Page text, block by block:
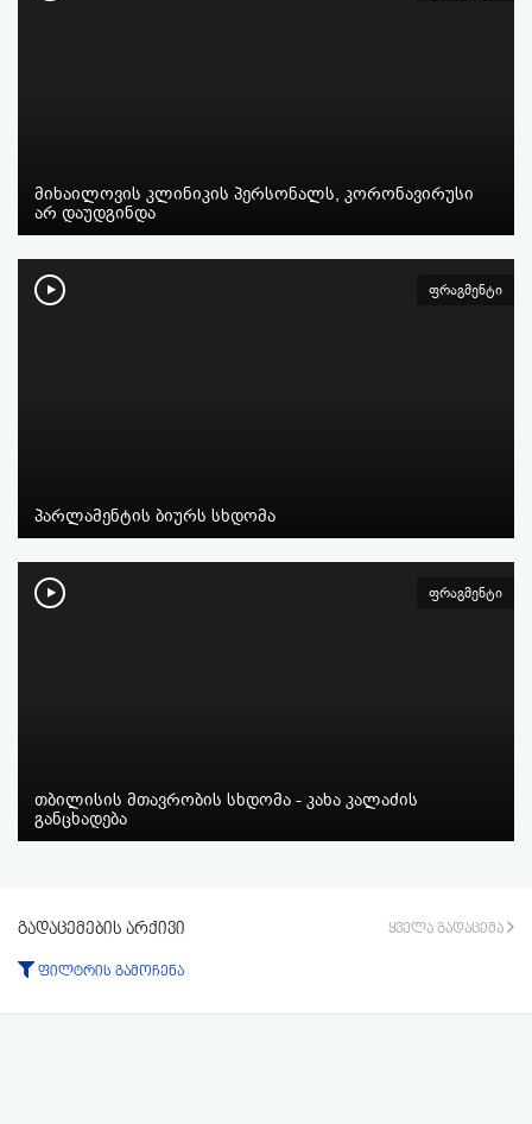
მიხაილოვის კლინიკის პერსონალს, კორონავირუსი
არ დაუდგინდა
ფრაგმენტი
პარლამენტის ბიურს სხდომა
ფრაგმენტი
თბილისის მთავრობის სხდომა - კახა კალაძის
განცხადება
გადაცემების არქივი ყველა გადაცემა
ფილტრის გამოჩენა
ტიპი: